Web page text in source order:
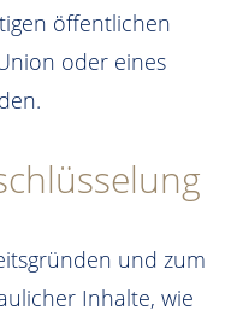
öffentlichen
oder eines
und zum
Inhalte, wie